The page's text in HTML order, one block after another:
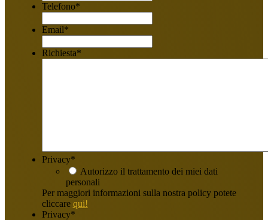
Telefono*
Email*
Richiesta*
Privacy*
Autorizzo il trattamento dei miei dati
personali
Per maggiori informazioni sulla nostra policy potete
cliccare qui!
Privacy*